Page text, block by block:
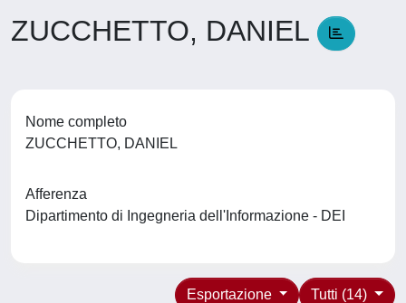
ZUCCHETTO, DANIEL
Nome completo
ZUCCHETTO, DANIEL
Afferenza
Dipartimento di Ingegneria dell'Informazione - DEI
Tutti (14)
Esportazione